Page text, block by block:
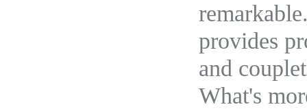
provides
and
What's